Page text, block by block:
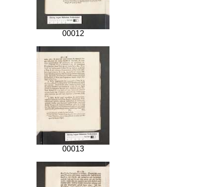
00012
00013